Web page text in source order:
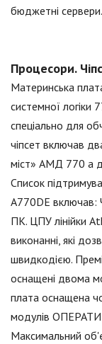
бюджетні сервери.
Процесори.
Материнська
системної логіки
спеціально для
чіпсет включав
міст» АМД 770 а
Список
A770DE включав:
ПК. ЦПУ лінійки
виконанні, які
швидкодією.
оснащені двома
плата оснащена
модулів
Максимальний